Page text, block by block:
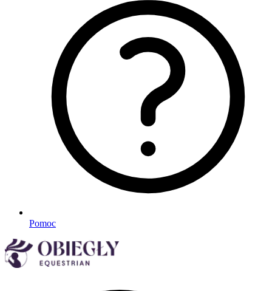
Pomoc